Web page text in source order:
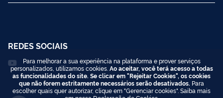
REDES SOCIAIS
Para melhorar a sua experiência na plataforma e prover serviços
personalizados, utilizamos cookies. Ao aceitar, você terá acesso a todas
as funcionalidades do site. Se clicar em "Rejeitar Cookies", os cookies
que não forem estritamente necessários serão desativados. Para
escolher quais quer autorizar, clique em "Gerenciar cookies". Saiba mais